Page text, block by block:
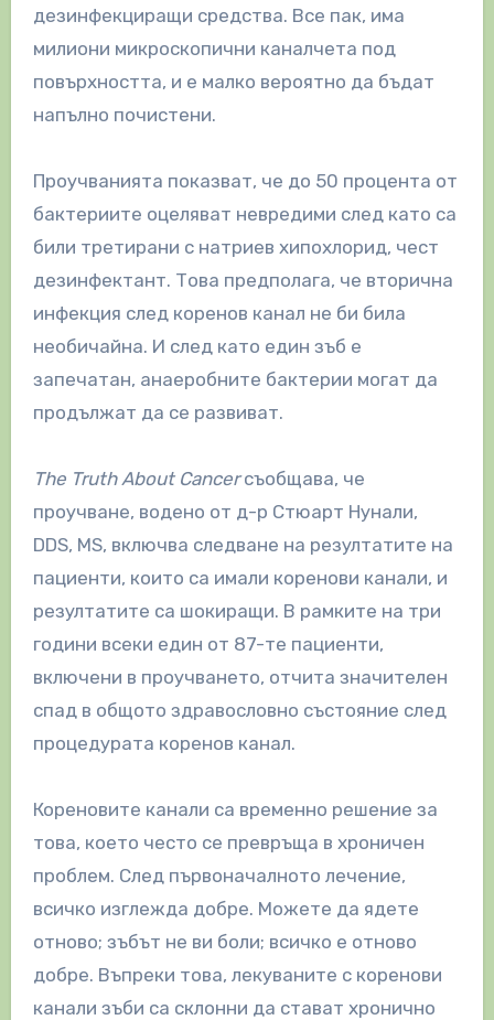
дезинфекциращи средства. Все пак, има
милиони микроскопични каналчета под
повърхността, и е малко вероятно да бъдат
напълно почистени.
Проучванията показват, че до 50 процента от
бактериите оцеляват невредими след като са
били третирани с натриев хипохлорид, чест
дезинфектант. Това предполага, че вторична
инфекция след коренов канал не би била
необичайна. И след като един зъб е
запечатан, анаеробните бактерии могат да
продължат да се развиват.
The Truth About Cancerсъобщава, че
проучване, водено от д-р Стюарт Нунали,
DDS, MS, включва следване на резултатите на
пациенти, които са имали коренови канали, и
резултатите са шокиращи. В рамките на три
години всеки един от 87-те пациенти,
включени в проучването, отчита значителен
спад в общото здравословно състояние след
процедурата коренов канал.
Кореновите канали са временно решение за
това, което често се превръща в хроничен
проблем. След първоначалното лечение,
всичко изглежда добре. Можете да ядете
отново; зъбът не ви боли; всичко е отново
добре. Въпреки това, лекуваните с коренови
канали зъби са склонни да стават хронично